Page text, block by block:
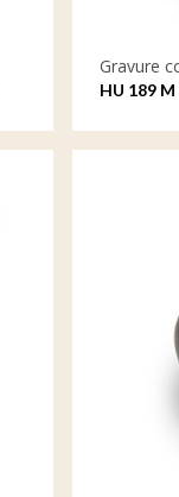
Gravure
HU 189